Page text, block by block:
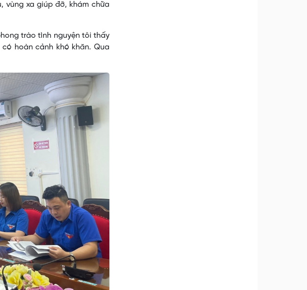
vùng xa giúp đỡ, khám chữa
trào tình nguyện tôi thấy
hoàn cảnh khó khăn. Qua